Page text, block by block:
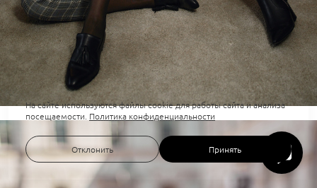
На сайте используются файлы cookie для работы сайта и анализа
посещаемости. Политика конфиденциальности
Отклонить Принять